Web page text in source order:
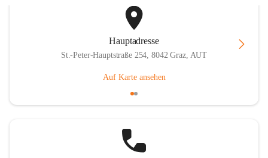
Hauptadresse
St.-Peter-Hauptstraße 254, 8042 Graz, AUT
Auf Karte ansehen